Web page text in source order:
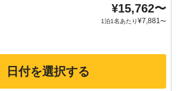
¥15,762〜
1泊1名あたり¥7,881〜
日付を選択する